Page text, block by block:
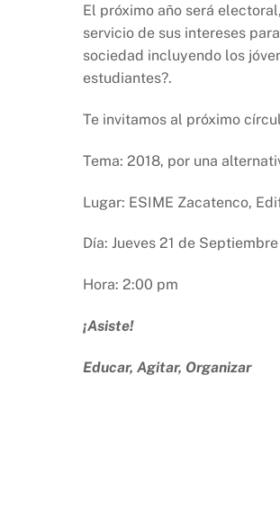
e
b
o
k
s
A
p
y
Li
n
El próximo año será
servicio de sus intereses
sociedad incluyendo los
estudiantes?.
Te invitamos al próximo
Tema: 2018, por una
Lugar: ESIME Zacatenco,
Día: Jueves 21 de Septiembre
Hora: 2:00 pm
¡Asiste!
Educar, Agitar, Organizar